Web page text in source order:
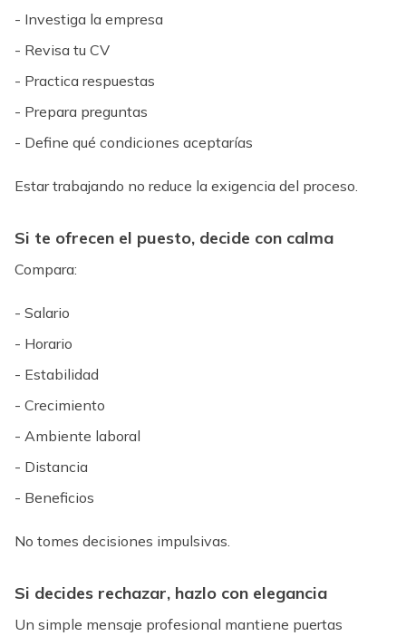
- Investiga la empresa
- Revisa tu CV
- Practica respuestas
- Prepara preguntas
- Define qué condiciones aceptarías
Estar trabajando no reduce la exigencia del proceso.
Si te ofrecen el puesto, decide con calma
Compara:
- Salario
- Horario
- Estabilidad
- Crecimiento
- Ambiente laboral
- Distancia
- Beneficios
No tomes decisiones impulsivas.
Si decides rechazar, hazlo con elegancia
Un simple mensaje profesional mantiene puertas